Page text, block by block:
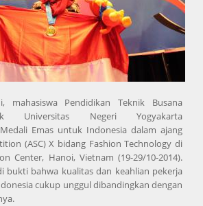
mahasiswa Pendidikan Teknik Busana
Universitas Negeri Yogyakarta
Emas untuk Indonesia dalam ajang
(ASC) X bidang Fashion Technology di
Center, Hanoi, Vietnam (19-29/10-2014).
bukti bahwa kualitas dan keahlian pekerja
cukup unggul dibandingkan dengan